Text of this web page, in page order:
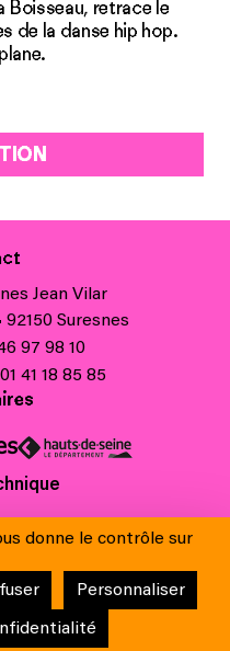
Boisseau, retrace le
de la danse hip hop.
Jean Vilar
92150 Suresnes
97 98 10
41 18 85 85
protection des données
de vente
donne le contrôle sur
Personnaliser